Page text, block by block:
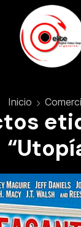
Inicio